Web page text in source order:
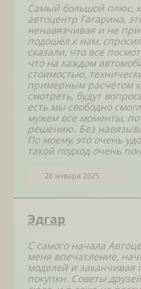
Самый большой плюс,
автоцентр Гагарина,
ненавязчивая и не
подошёл к нам,
сказали, что все
что на каждом
стоимостью,
примерным расчётом
смотреть, будут
есть мы свободно
мужем все моменты,
решению. Без
По моему, это очень
такой подход очень
28 января 2025
Эдгар
С самого начала
меня впечатление,
моделей и
покупки. Советы